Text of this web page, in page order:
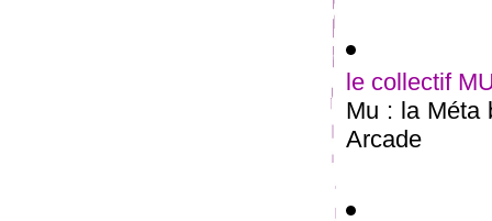
le collectif
Mu : la Méta
Arcade